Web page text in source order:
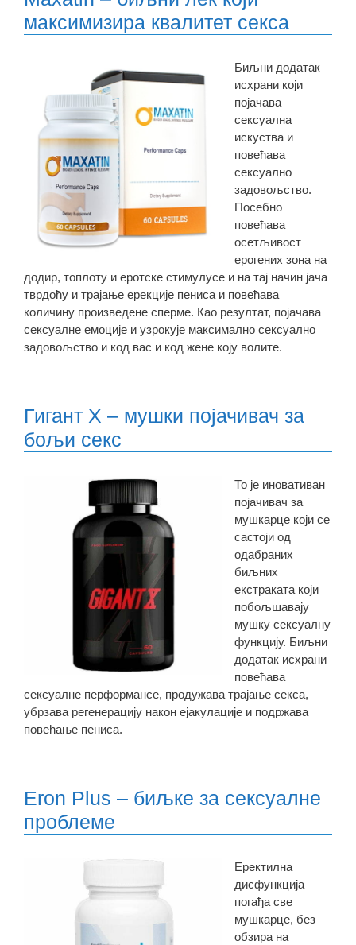
максимизира квалитет секса
Биљни додатак
исхрани који
појачава
сексуална
искуства и
повећава
сексуално
задовољство.
Посебно
повећава
осетљивост
ерогених зона на
додир, топлоту и еротске стимулусе и на тај начин јача
тврдоћу и трајање ерекције пениса и повећава
количину произведене сперме. Као резултат, појачава
сексуалне емоције и узрокује максимално сексуално
задовољство и код вас и код жене коју волите.
Гигант X – мушки појачивач за
бољи секс
То је иновативан
појачивач за
мушкарце који се
састоји од
одабраних
биљних
екстраката који
побољшавају
мушку сексуалну
функцију. Биљни
додатак исхрани
повећава
сексуалне перформансе, продужава трајање секса,
убрзава регенерацију након ејакулације и подржава
повећање пениса.
Eron Plus – биљке за сексуалне
проблеме
Еректилна
дисфункција
погађа све
мушкарце, без
обзира на